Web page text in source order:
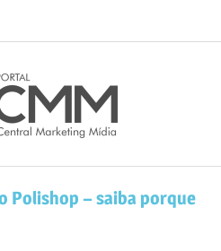
Polishop – saiba porque